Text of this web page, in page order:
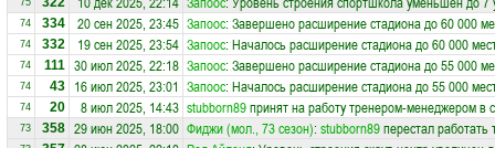
75
74 334 20 сен 2025, 23:45 Запоос: Завершено расширение стадиона до 60 000
74 332 19 сен 2025, 23:54 Запоос: Началось расширение стадиона до 60 000
74 111 30 июл 2025, 22:18 Запоос: Завершено расширение стадиона до 55 000
74 43 16 июл 2025, 23:01 Запоос: Началось расширение стадиона до 55 000
74 20 8 июл 2025, 14:43 stubborn89принят на работу тренером-менеджером в
73 358 29 июн 2025, 18:00 Фиджи (мол., 73 сезон): stubborn89перестал